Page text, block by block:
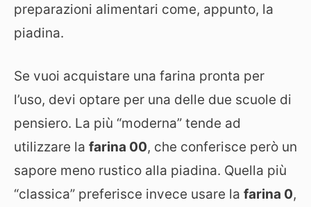
preparazioni alimentari come, appunto, la
piadina.
Se vuoi acquistare una farina pronta per
l’uso, devi optare per una delle due scuole di
pensiero. La più “moderna” tende ad
utilizzare la farina 00, che conferisce però un
sapore meno rustico alla piadina. Quella più
“classica” preferisce invece usare la farina 0,